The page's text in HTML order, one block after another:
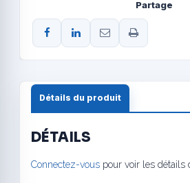
Partage
Détails du produit
DÉTAILS
Connectez-vous pour voir les détails